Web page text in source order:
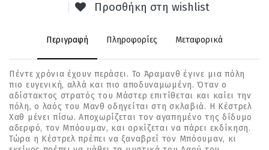
Προσθήκη στη wishlist
Περιγραφή Πληροφορίες Μεταφορικά
Πέντε χρόνια έχουν περάσει. Το Άραμανθ έγινε μια πόλη
πιο ευγενική, αλλά και πιο αποδυναμωμένη. Όταν ο
αδίστακτος στρατός του Μάστερ επιτίθεται και καίει την
πόλη, ο λαός του Μανθ οδηγείται στη σκλαβιά. Η Κέστρελ
Χαθ μένει πίσω. Αποχωρίζεται τον αγαπημένο της δίδυμο
αδερφό, τον Μπόουμαν, και ορκίζεται να πάρει εκδίκηση.
Τώρα η Κέστρελ πρέπει να ξαναβρεί τον Μπόουμαν, κι